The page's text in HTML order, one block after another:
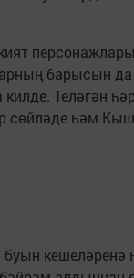
барысын
килде. Теләгән
сөйләде һәм
буын кешеләренә